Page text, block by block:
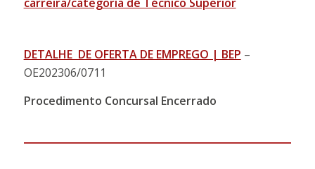
DETALHE DE OFERTA DE EMPREGO | BEP –
OE202306/0711
Procedimento Concursal Encerrado